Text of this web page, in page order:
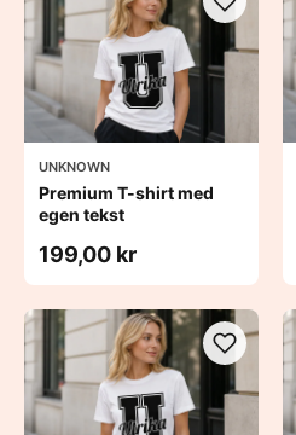
UNKNOWN
Premium T-shirt med
egen tekst
199,00 kr